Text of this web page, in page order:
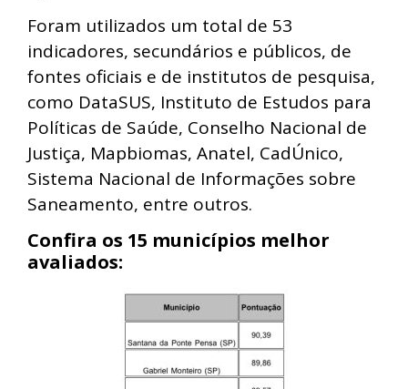
Foram utilizados um total de 53
indicadores, secundários e públicos, de
fontes oficiais e de institutos de pesquisa,
como DataSUS, Instituto de Estudos para
Políticas de Saúde, Conselho Nacional de
Justiça, Mapbiomas, Anatel, CadÚnico,
Sistema Nacional de Informações sobre
Saneamento, entre outros.
Confira os 15 municípios melhor
avaliados: